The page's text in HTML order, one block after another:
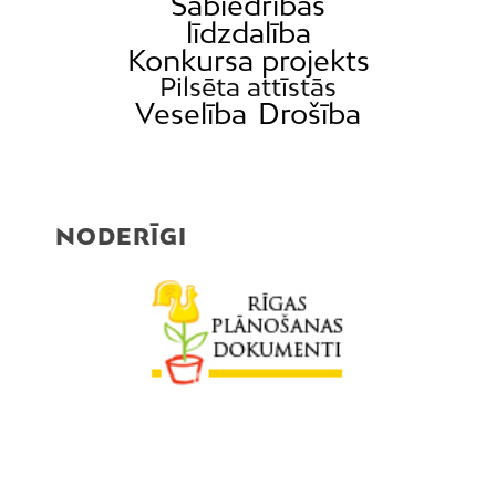
līdzdalība
Konkursa projekts
Pilsēta attīstās
Veselība Drošība
NODERĪGI